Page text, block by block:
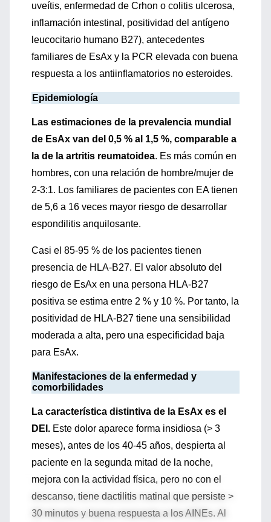
uveítis, enfermedad de Crhon o colitis ulcerosa,
inflamación intestinal, positividad del antígeno
leucocitario humano B27), antecedentes
familiares de EsAx y la PCR elevada con buena
respuesta a los antiinflamatorios no esteroides.
Epidemiología
Las estimaciones de la prevalencia mundial
de EsAx van del 0,5 % al 1,5 %, comparable a
la de la artritis reumatoidea. Es más común en
hombres, con una relación de hombre/mujer de
2-3:1. Los familiares de pacientes con EA tienen
de 5,6 a 16 veces mayor riesgo de desarrollar
espondilitis anquilosante.
Casi el 85-95 % de los pacientes tienen
presencia de HLA-B27. El valor absoluto del
riesgo de EsAx en una persona HLA-B27
positiva se estima entre 2 % y 10 %. Por tanto, la
positividad de HLA-B27 tiene una sensibilidad
moderada a alta, pero una especificidad baja
para EsAx.
Manifestaciones de la enfermedad y
comorbilidades
La característica distintiva de la EsAx es el
DEI. Este dolor aparece forma insidiosa (> 3
meses), antes de los 40-45 años, despierta al
paciente en la segunda mitad de la noche,
mejora con la actividad física, pero no con el
descanso, tiene dactilitis matinal que persiste >
30 minutos y buena respuesta a los AINEs. Al